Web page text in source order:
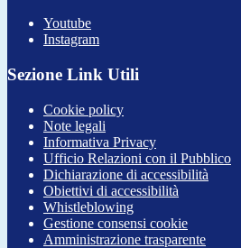
Youtube
Instagram
Sezione Link Utili
Cookie policy
Note legali
Informativa Privacy
Ufficio Relazioni con il Pubblico
Dichiarazione di accessibilità
Obiettivi di accessibilità
Whistleblowing
Gestione consensi cookie
Amministrazione trasparente